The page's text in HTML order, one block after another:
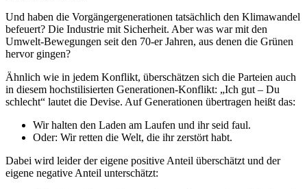
Und haben die Vorgängergenerationen tatsächlich den Klimawandel
befeuert? Die Industrie mit Sicherheit. Aber was war mit den
Umwelt-Bewegungen seit den 70-er Jahren, aus denen die Grünen
hervor gingen?
Ähnlich wie in jedem Konflikt, überschätzen sich die Parteien auch
in diesem hochstilisierten Generationen-Konflikt: „Ich gut – Du
schlecht“ lautet die Devise. Auf Generationen übertragen heißt das:
Wir halten den Laden am Laufen und ihr seid faul.
Oder: Wir retten die Welt, die ihr zerstört habt.
Dabei wird leider der eigene positive Anteil überschätzt und der
eigene negative Anteil unterschätzt: